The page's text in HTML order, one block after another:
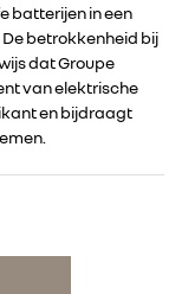
batterijen in een
betrokkenheid bij
dat Groupe
van elektrische
en bijdraagt